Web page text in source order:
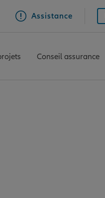
Assistance
Conseil assurance